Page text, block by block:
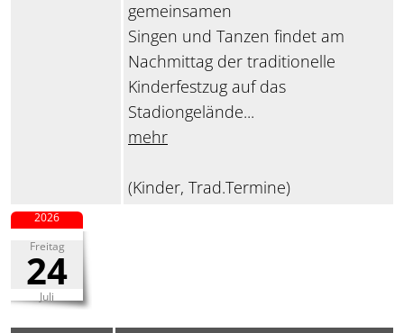
gemeinsamen
Singen und Tanzen findet am
Nachmittag der traditionelle
Kinderfestzug auf das
Stadiongelände...
mehr
(Kinder, Trad.Termine)
Freitag
24
Juli
2026